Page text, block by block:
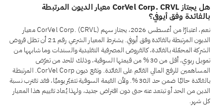
هل يجتاز CorVel Corp. CRVL معيار الديون المرتبطة
بالفائدة وفق أيوفي؟
نعم، اعتبارًا من أغسطس 2026، يجتاز سهم CorVel Corp. (CRVL) معيار
الديون المرتبطة بالفائدة وفق أيوفي. يشترط المعيار الشرعي رقم 21 أن تظل قروض
الشركة المحمّلة بالفائدة، كالقروض المصرفية التقليدية والسندات وما شابهها من
تمويل ربوي، أقل من 30% من قيمتها السوقية، وذلك للحد من تعرّض
المساهمين للرفع المالي القائم على الفائدة. وتقع ديون CorVel Corp. المرتبطة
بالفائدة حاليًا ضمن حد الـ30%. ولأن القيمة السوقية تتغيّر يوميًا، فقد تقترب نسبة
الدين من الحد أو تبتعد عنه حتى دون اقتراض جديد، ولهذا يُعاد تقييم هذا المعيار
كل شهر.